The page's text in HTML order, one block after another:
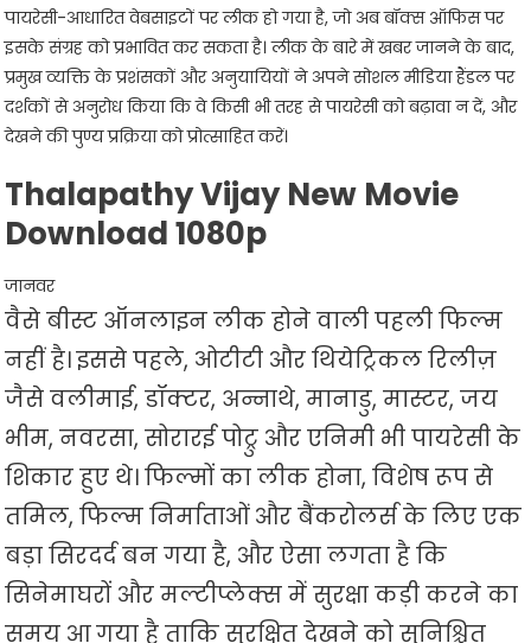
पायरेसी-आधारित वेबसाइटों पर लीक हो गया है, जो अब बॉक्स ऑफिस पर
इसके संग्रह को प्रभावित कर सकता है। लीक के बारे में खबर जानने के बाद,
प्रमुख व्यक्ति के प्रशंसकों और अनुयायियों ने अपने सोशल मीडिया हैंडल पर
दर्शकों से अनुरोध किया कि वे किसी भी तरह से पायरेसी को बढ़ावा न दें, और
देखने की पुण्य प्रक्रिया को प्रोत्साहित करें।
Thalapathy Vijay New Movie
Download 1080p
जानवर
वैसे बीस्ट ऑनलाइन लीक होने वाली पहली फिल्म
नहीं है। इससे पहले, ओटीटी और थियेट्रिकल रिलीज़
जैसे वलीमाई, डॉक्टर, अन्नाथे, मानाडु, मास्टर, जय
भीम, नवरसा, सोरारई पोट्रु और एनिमी भी पायरेसी के
शिकार हुए थे। फिल्मों का लीक होना, विशेष रूप से
तमिल, फिल्म निर्माताओं और बैंकरोलर्स के लिए एक
बड़ा सिरदर्द बन गया है, और ऐसा लगता है कि
सिनेमाघरों और मल्टीप्लेक्स में सुरक्षा कड़ी करने का
समय आ गया है ताकि सुरक्षित देखने को सुनिश्चित